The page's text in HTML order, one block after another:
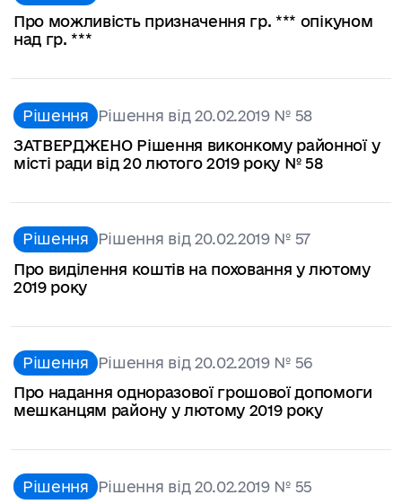
Про можливість призначення гр. *** опікуном
над гр. ***
Рішення Рішення від 20.02.2019 № 58
ЗАТВЕРДЖЕНО Рішення виконкому районної у
місті ради від 20 лютого 2019 року № 58
Рішення Рішення від 20.02.2019 № 57
Про виділення коштів на поховання у лютому
2019 року
Рішення Рішення від 20.02.2019 № 56
Про надання одноразової грошової допомоги
мешканцям району у лютому 2019 року
Рішення Рішення від 20.02.2019 № 55